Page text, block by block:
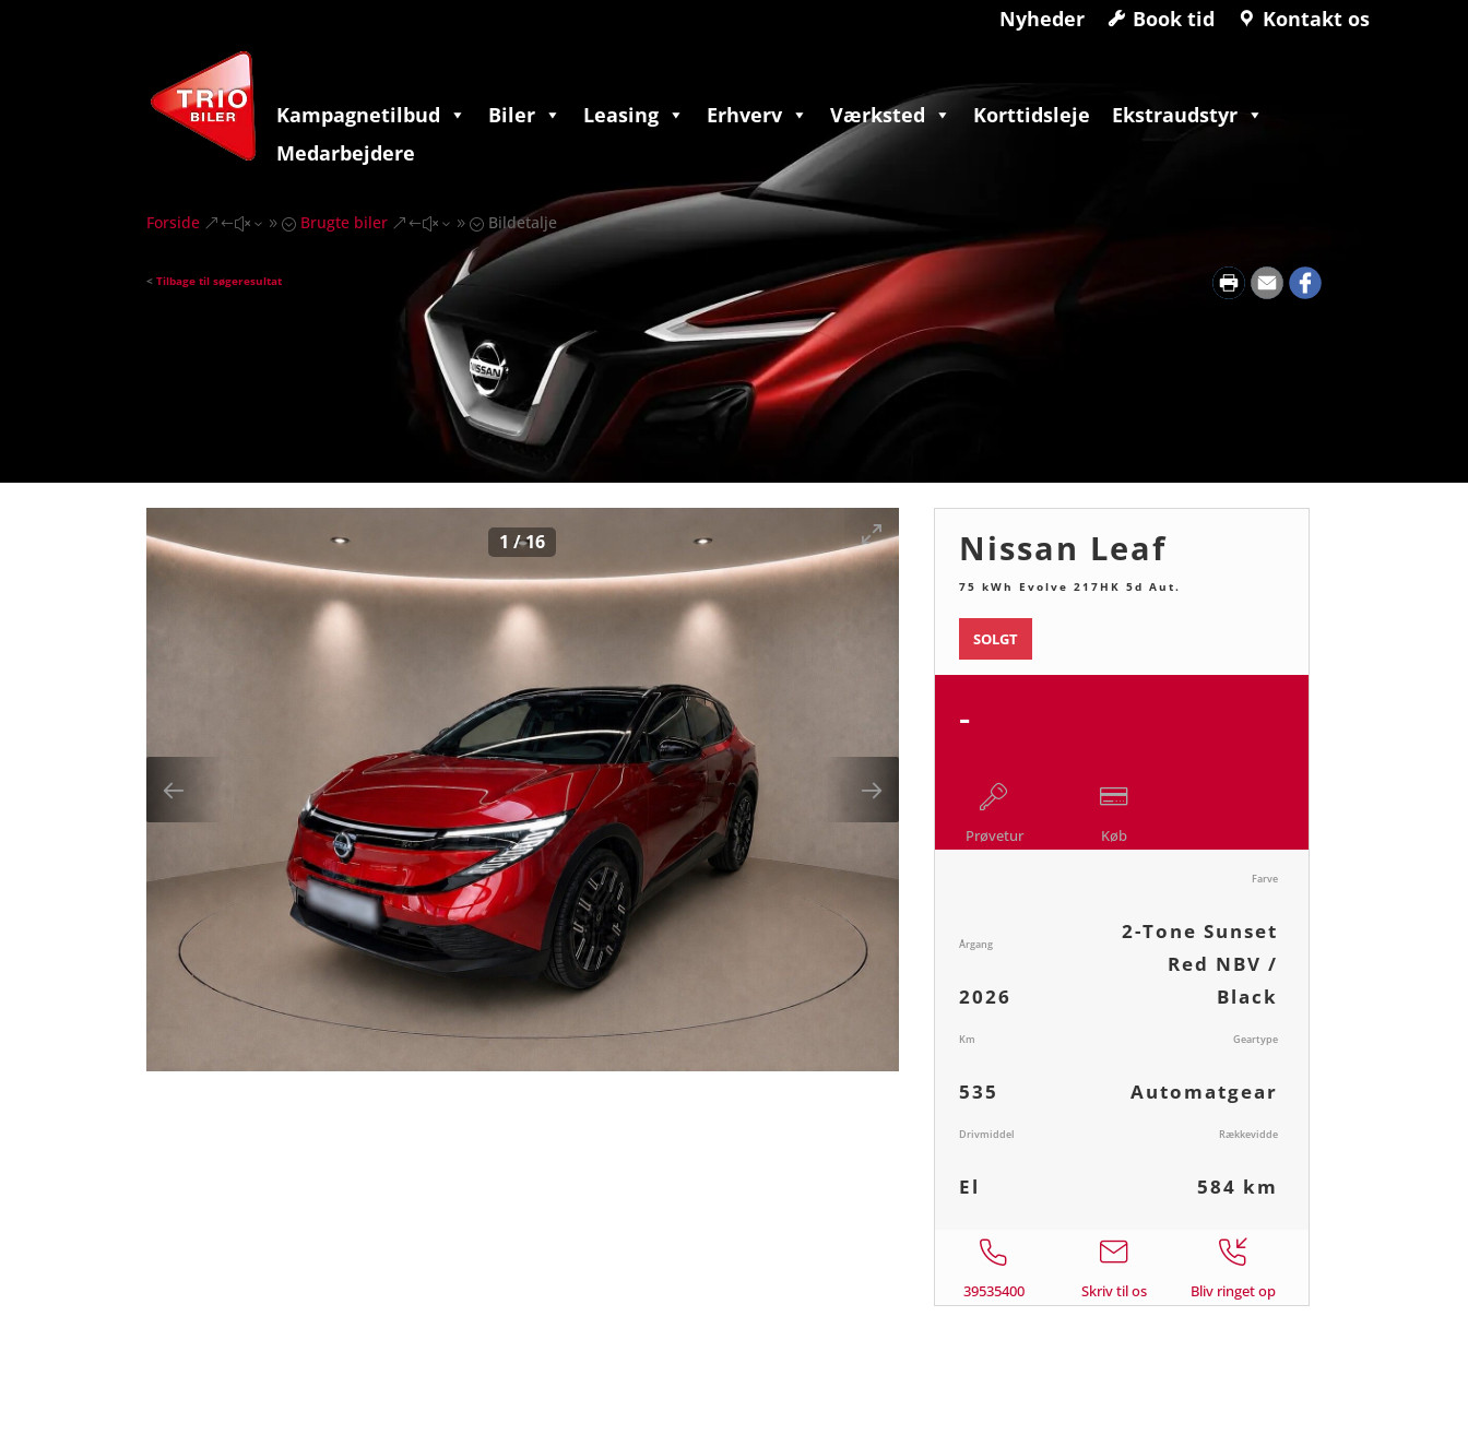
Nyheder Book tid Kontakt os
Kampagnetilbud Biler Leasing Erhverv Værksted Korttidsleje
Ekstraudstyr
Medarbejdere
Forside &#x39; Brugte biler &#x39; Bildetalje
<Tilbage til søgeresultat
1 /16 Nissan Leaf
75 kWh Evolve 217HK 5d Aut.
SOLGT
-
Prøvetur Køb
Årgang
2026
Farve
2-Tone Sunset
Red NBV /
Black
Km
535
Geartype
Automatgear
Drivmiddel
El
Rækkevidde
584 km
39535400 Skriv til os Bliv ringet op